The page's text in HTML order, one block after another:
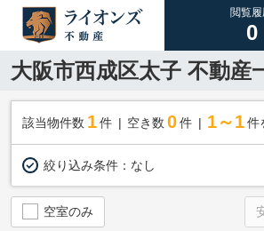
閲覧
0
大阪市西成区太子 不動産
該当物件数 1件 空き数 0 件 1～1 件
絞り込み条件： なし
空室のみ